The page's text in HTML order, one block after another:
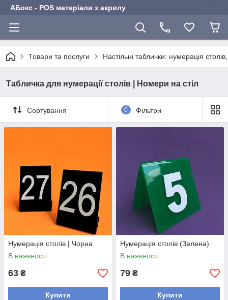
АБокс - POS матеріали з акрилу
Товари та послуги Настільні таблички: нумерація
Табличка для нумерації столів | Номери на стіл
Сортування 0 Фільтри
Нумерація столів | Чорна
В наявності
63 ₴
Купити
Нумерація столів (Зелена)
В наявності
79 ₴
Купити